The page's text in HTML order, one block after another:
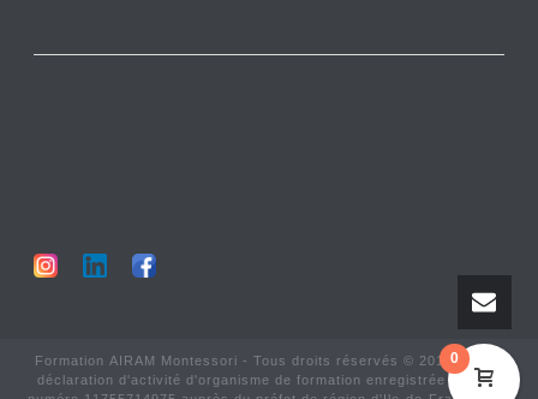
Formation AIRAM Montessori - Tous droits réservés © 2017-2025 -
déclaration d'activité d'organisme de formation enregistrée sous le
0